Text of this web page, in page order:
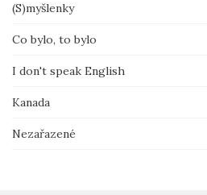
(S)myšlenky
Co bylo, to bylo
I don't speak English
Kanada
Nezařazené